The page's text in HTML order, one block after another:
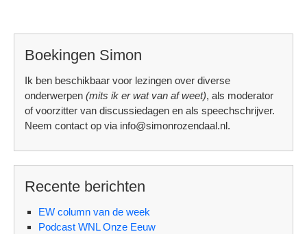
Boekingen Simon
Ik ben beschikbaar voor lezingen over diverse
onderwerpen (mits ik er wat van af weet), als moderator
of voorzitter van discussiedagen en als speechschrijver.
Neem contact op via info@simonrozendaal.nl.
Recente berichten
EW column van de week
Podcast WNL Onze Eeuw